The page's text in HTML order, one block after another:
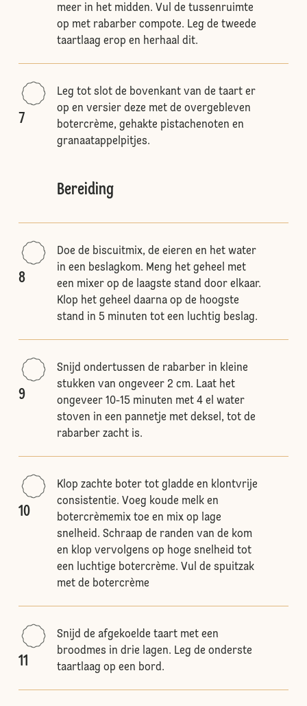
meer in het midden. Vul de tussenruimte
op met rabarber compote. Leg de tweede
taartlaag erop en herhaal dit.
7
Leg tot slot de bovenkant van de taart er
op en versier deze met de overgebleven
botercrème, gehakte pistachenoten en
granaatappelpitjes.
Bereiding
8
Doe de biscuitmix, de eieren en het water
in een beslagkom. Meng het geheel met
een mixer op de laagste stand door elkaar.
Klop het geheel daarna op de hoogste
stand in 5 minuten tot een luchtig beslag.
9
Snijd ondertussen de rabarber in kleine
stukken van ongeveer 2 cm. Laat het
ongeveer 10-15 minuten met 4 el water
stoven in een pannetje met deksel, tot de
rabarber zacht is.
10
Klop zachte boter tot gladde en klontvrije
consistentie. Voeg koude melk en
botercrèmemix toe en mix op lage
snelheid. Schraap de randen van de kom
en klop vervolgens op hoge snelheid tot
een luchtige botercrème. Vul de spuitzak
met de botercrème
11
Snijd de afgekoelde taart met een
broodmes in drie lagen. Leg de onderste
taartlaag op een bord.